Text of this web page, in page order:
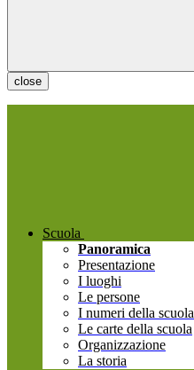
close
Scuola
Panoramica
Presentazione
I luoghi
Le persone
I numeri della scuola
Le carte della scuola
Organizzazione
La storia